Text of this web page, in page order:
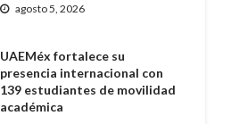
agosto 5, 2026
UAEMéx fortalece su
presencia internacional con
139 estudiantes de movilidad
académica